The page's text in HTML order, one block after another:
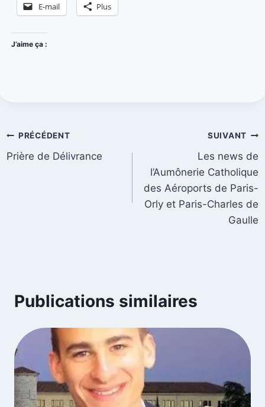
E-mail Plus
J’aime ça :
PRÉCÉDENT
Prière de Délivrance
SUIVANT
Les news de
l’Aumônerie Catholique
des Aéroports de Paris-
Orly et Paris-Charles de
Gaulle
Publications similaires